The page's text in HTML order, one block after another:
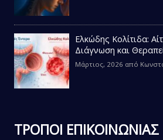
Ελκώδης Κολίτιδα:
Διάγνωση και
Μάρτιος, 2026 από
ΤΡΟΠΟΙ ΕΠΙΚΟΙΝΩΝΙΑΣ